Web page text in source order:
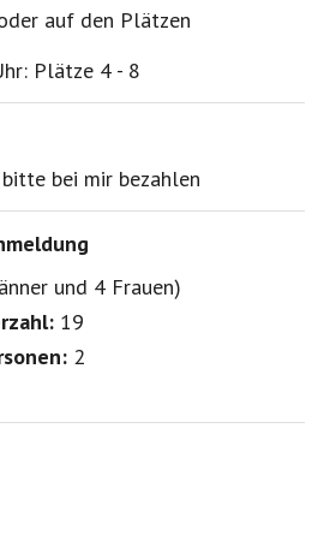
auf den Plätzen
Plätze 4 - 8
bei mir bezahlen
und 4 Frauen)
19
2